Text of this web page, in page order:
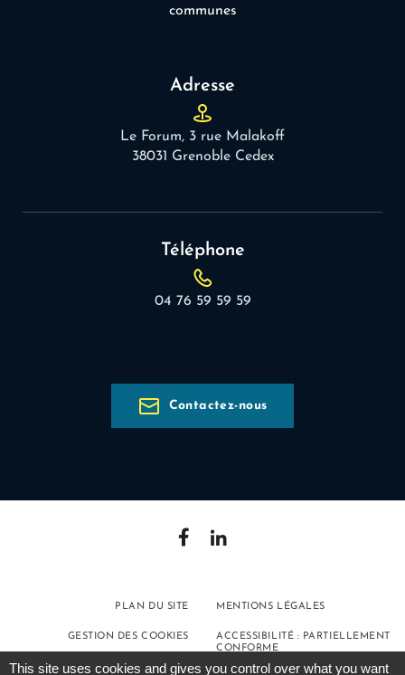
communes
Adresse
Le Forum, 3 rue Malakoff
38031 Grenoble Cedex
Téléphone
04 76 59 59 59
Contactez-nous
PLAN DU SITE MENTIONS LÉGALES
GESTION DES COOKIES
ACCESSIBILITÉ : PARTIELLEMENT
CONFORME
This site uses cookies and gives you control over what you want